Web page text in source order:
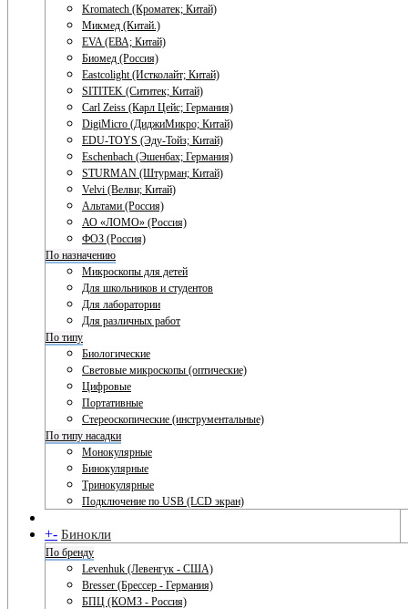
Kromatech (Кроматек; Китай)
Микмед (Китай.)
EVA (ЕВА; Китай)
Биомед (Россия)
Eastcolight (Истколайт; Китай)
SITITEK (Сититек; Китай)
Carl Zeiss (Карл Цейс; Германия)
DigiMicro (ДиджиМикро; Китай)
EDU-TOYS (Эду-Тойз; Китай)
Eschenbach (Эшенбах; Германия)
STURMAN (Штурман; Китай)
Velvi (Велви; Китай)
Альтами (Россия)
АО «ЛОМО» (Россия)
ФОЗ (Россия)
По назначению
Микроскопы для детей
Для школьников и студентов
Для лаборатории
Для различных работ
По типу
Биологические
Световые микроскопы (оптические)
Цифровые
Портативные
Стереоскопические (инструментальные)
По типу насадки
Монокулярные
Бинокулярные
Тринокулярные
Подключение по USB (LCD экран)
+- Бинокли
По бренду
Levenhuk (Левенгук - США)
Bresser (Брессер - Германия)
БПЦ (КОМЗ - Россия)